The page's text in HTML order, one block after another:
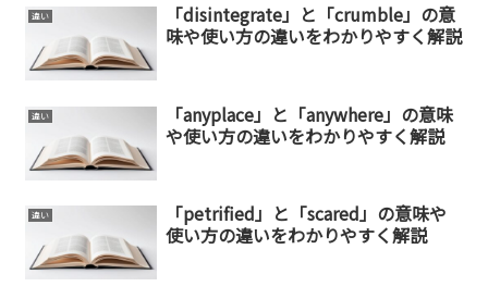
違い
「disintegrate」と「crumble」の意
味や使い方の違いをわかりやすく解説
違い
「anyplace」と「anywhere」の意味
や使い方の違いをわかりやすく解説
違い
「petrified」と「scared」の意味や
使い方の違いをわかりやすく解説